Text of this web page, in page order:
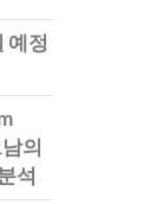
예정
의
석